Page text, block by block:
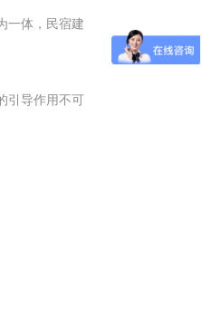
一体，民宿建
引导作用不可